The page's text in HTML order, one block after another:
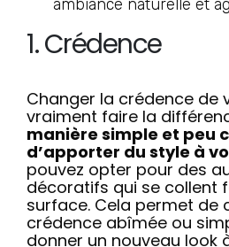
ambiance naturelle et
1. Crédence
Changer la crédence de
vraiment faire la
manière simple et peu
d’apporter du style à
pouvez opter pour des
décoratifs qui se collent
surface. Cela permet de
crédence abîmée ou
donner un nouveau look